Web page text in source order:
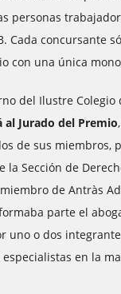
personas
Cada concursante
con una única
del Ilustre Colegio
al Jurado del Premio
de sus miembros,
la Sección de
de Antràs
parte el
uno o dos
en la